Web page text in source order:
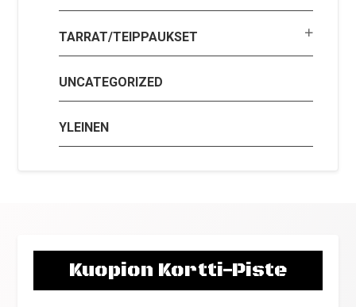
TARRAT/TEIPPAUKSET
UNCATEGORIZED
YLEINEN
Kuopion Kortti-Piste